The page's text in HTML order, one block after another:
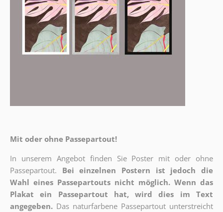
Mit oder ohne Passepartout!
In unserem Angebot finden Sie Poster mit oder ohne
Passepartout.
Bei einzelnen Postern ist jedoch die
Wahl eines Passepartouts nicht möglich. Wenn das
Plakat ein Passepartout hat, wird dies im Text
angegeben. Das naturfarbene Passepartout unterstreicht